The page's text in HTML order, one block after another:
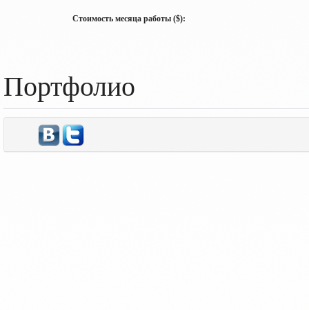
Стоимость месяца работы ($):
Портфолио